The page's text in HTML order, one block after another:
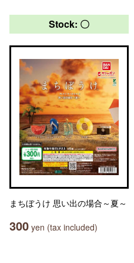
Stock: 〇
まちぼうけ 思い出の場合～夏～
300 yen (tax included)